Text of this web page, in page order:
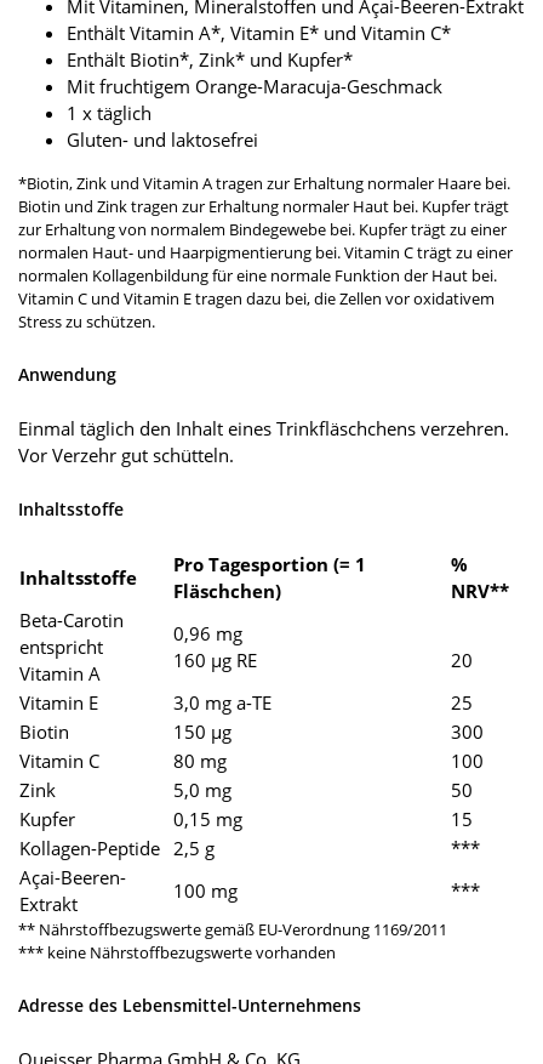
Mit Vitaminen, Mineralstoffen und Açai-Beeren-Extrakt
Enthält Vitamin A*, Vitamin E* und Vitamin C*
Enthält Biotin*, Zink* und Kupfer*
Mit fruchtigem Orange-Maracuja-Geschmack
1 x täglich
Gluten- und laktosefrei
*Biotin, Zink und Vitamin A tragen zur Erhaltung normaler Haare bei.
Biotin und Zink tragen zur Erhaltung normaler Haut bei. Kupfer trägt
zur Erhaltung von normalem Bindegewebe bei. Kupfer trägt zu einer
normalen Haut- und Haarpigmentierung bei. Vitamin C trägt zu einer
normalen Kollagenbildung für eine normale Funktion der Haut bei.
Vitamin C und Vitamin E tragen dazu bei, die Zellen vor oxidativem
Stress zu schützen.
Anwendung
Einmal täglich den Inhalt eines Trinkfläschchens verzehren.
Vor Verzehr gut schütteln.
Inhaltsstoffe
Inhaltsstoffe
Pro Tagesportion (= 1
Fläschchen)
%
NRV**
Beta-Carotin
entspricht
Vitamin A
0,96 mg
160 µg RE
20
Vitamin E
3,0 mg a-TE
25
Biotin
150 µg
300
Vitamin C
80 mg
100
Zink
5,0 mg
50
Kupfer
0,15 mg
15
Kollagen-Peptide 2,5 g
***
Açai-Beeren-
Extrakt
100 mg ***
** Nährstoffbezugswerte gemäß EU-Verordnung 1169/2011
*** keine Nährstoffbezugswerte vorhanden
Adresse des Lebensmittel-Unternehmens